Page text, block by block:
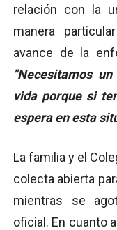
relación con la
manera
avance de la
"Necesitamos
vida porque si
espera en esta
La familia y el
colecta abierta
mientras se
oficial. En cuanto